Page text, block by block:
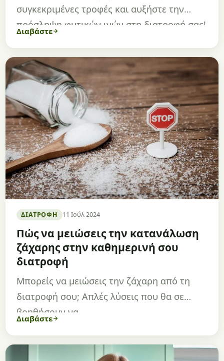
συγκεκριμένες τροφές και αυξήστε την
πρόσληψη φυτικών ινών στη διατροφή σας!
Διαβάστε
ΔΙΑΤΡΟΦΉ 11 Ιούλ 2024
Πώς να μειώσεις την κατανάλωση
ζάχαρης στην καθημερινή σου
διατροφή
Μπορείς να μειώσεις την ζάχαρη από τη
διατροφή σου; Απλές λύσεις που θα σε
βοηθήσουν να…
Διαβάστε